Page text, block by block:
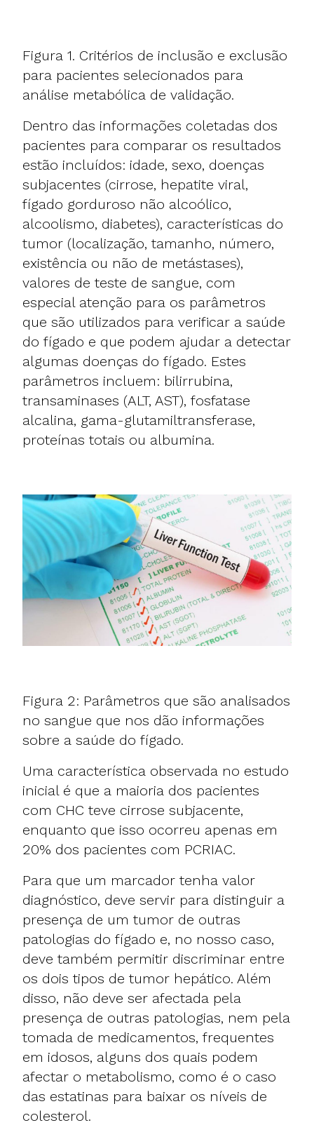
Figura 1. Critérios de inclusão e exclusão
para pacientes selecionados para
análise metabólica de validação.
Dentro das informações coletadas dos
pacientes para comparar os resultados
estão incluídos: idade, sexo, doenças
subjacentes (cirrose, hepatite viral,
fígado gorduroso não alcoólico,
alcoolismo, diabetes), características do
tumor (localização, tamanho, número,
existência ou não de metástases),
valores de teste de sangue, com
especial atenção para os parâmetros
que são utilizados para verificar a saúde
do fígado e que podem ajudar a detectar
algumas doenças do fígado. Estes
parâmetros incluem: bilirrubina,
transaminases (ALT, AST), fosfatase
alcalina, gama-glutamiltransferase,
proteínas totais ou albumina.
Figura 2: Parâmetros que são analisados
no sangue que nos dão informações
sobre a saúde do fígado.
Uma característica observada no estudo
inicial é que a maioria dos pacientes
com CHC teve cirrose subjacente,
enquanto que isso ocorreu apenas em
20% dos pacientes com PCRIAC.
Para que um marcador tenha valor
diagnóstico, deve servir para distinguir a
presença de um tumor de outras
patologias do fígado e, no nosso caso,
deve também permitir discriminar entre
os dois tipos de tumor hepático. Além
disso, não deve ser afectada pela
presença de outras patologias, nem pela
tomada de medicamentos, frequentes
em idosos, alguns dos quais podem
afectar o metabolismo, como é o caso
das estatinas para baixar os níveis de
colesterol.